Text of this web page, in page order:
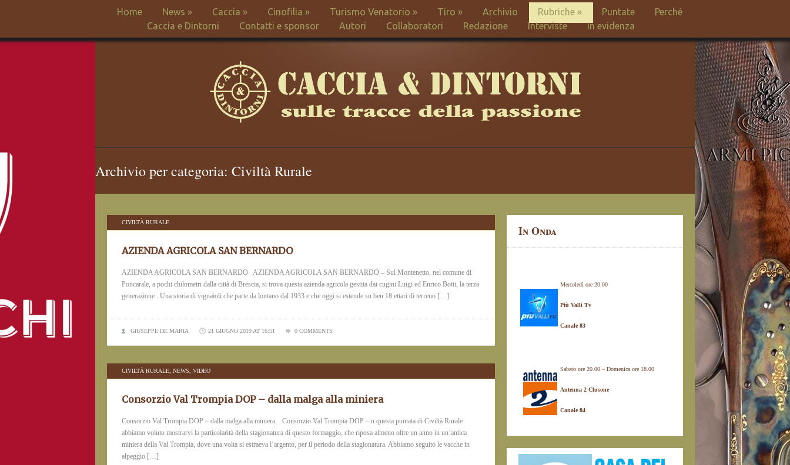
Home News » Caccia » Cinofilia » Turismo Venatorio » Tiro » Archivio Rubriche» Puntate
Perché
Caccia e Dintorni
Contatti e sponsor Autori Collaboratori Redazione Interviste In evidenza
Archivio per categoria: Civiltà Rurale
CIVILTÀ RURALE
AZIENDA AGRICOLA SAN BERNARDO
AZIENDA AGRICOLA SAN BERNARDO AZIENDA AGRICOLA SAN BERNARDO – Sul Montenetto, nel comune di
Poncarale, a pochi chilometri dalla città di Brescia, si trova questa azienda agricola gestita dai cugini Luigi ed Enrico Botti, la terza
generazione . Una storia di vignaioli che parte da lontano dal 1933 e che oggi si estende su ben 18 ettari di terreno […]
GIUSEPPE DE MARIA 21 GIUGNO 2019 AT 16:51 0 COMMENTS
CIVILTÀ RURALE NEWS VIDEO
Consorzio Val Trompia DOP – dalla malga alla miniera
Consorzio Val Trompia DOP – dalla malga alla miniera. Consorzio Val Trompia DOP – n questa puntata di Civiltà Rurale
abbiamo voluto mostrarvi la particolarità della stagionatura di questo formaggio, che riposa almeno oltre un anno in un’antica
miniera della Val Trompia, dove una volta si estraeva l’argento, per il periodo della stagionatura. Abbiamo seguito le vacche in
alpeggio […]
In Onda
Mercoledì ore 20.00
Più Valli Tv
Canale 83
Sabato ore 20.00 – Domenica ore 18.00
Antenna 2 Clusone
Canale 84